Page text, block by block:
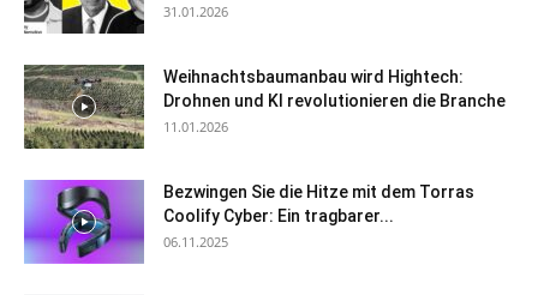
31.01.2026
Weihnachtsbaumanbau wird Hightech:
Drohnen und KI revolutionieren die Branche
11.01.2026
Bezwingen Sie die Hitze mit dem Torras
Coolify Cyber: Ein tragbarer...
06.11.2025